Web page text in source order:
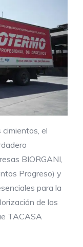
cimientos, el
BIORGANI,
Progreso) y
para la
de los
TACASA